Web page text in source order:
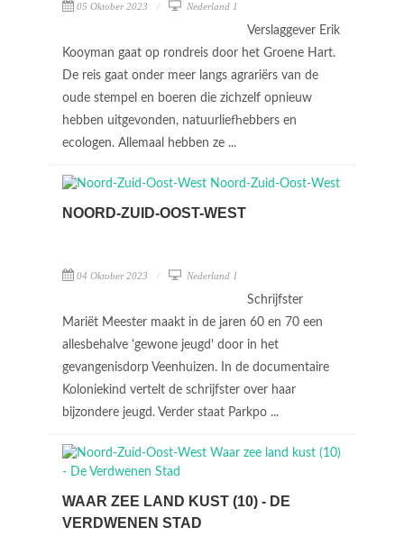
05 Oktober 2023 Nederland 1
Verslaggever Erik
Kooyman gaat op rondreis door het Groene Hart.
De reis gaat onder meer langs agrariërs van de
oude stempel en boeren die zichzelf opnieuw
hebben uitgevonden, natuurliefhebbers en
ecologen. Allemaal hebben ze ...
NOORD-ZUID-OOST-WEST
04 Oktober 2023 Nederland 1
Schrijfster
Mariët Meester maakt in de jaren 60 en 70 een
allesbehalve 'gewone jeugd' door in het
gevangenisdorp Veenhuizen. In de documentaire
Koloniekind vertelt de schrijfster over haar
bijzondere jeugd. Verder staat Parkpo ...
WAAR ZEE LAND KUST (10) - DE
VERDWENEN STAD